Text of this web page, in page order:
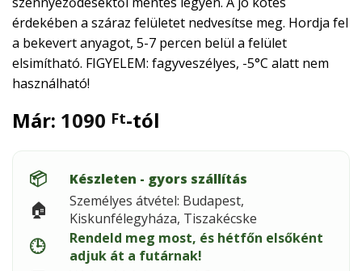
érdekében a száraz felületet nedvesítse meg. Hordja fel
a bekevert anyagot, 5-7 percen belül a felület
elsimítható. FIGYELEM: fagyveszélyes, -5°C alatt nem
használható!
Már: 1090 Ft-tól
📦 Készleten - gyors szállítás
🏠
Személyes átvétel: Budapest,
Kiskunfélegyháza, Tiszakécske
🕒
Rendeld meg most, és hétfőn elsőként
adjuk át a futárnak!